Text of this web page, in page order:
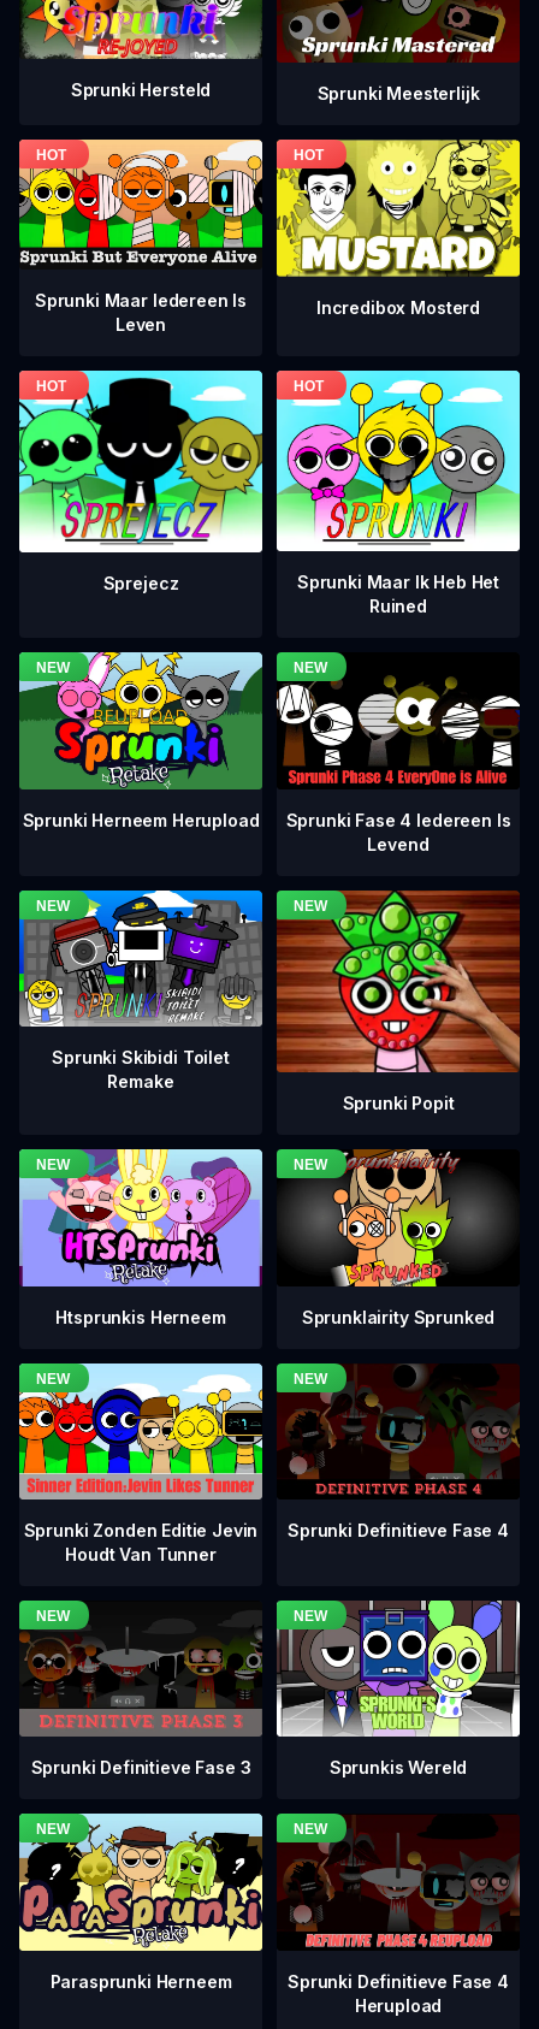
Sprunki Hersteld Sprunki Meesterlijk
Sprunki Maar Iedereen Is
Leven
Incredibox Mosterd
Sprejecz
Sprunki Maar Ik Heb Het
Ruined
Sprunki Herneem Herupload
Sprunki Fase 4 Iedereen Is
Levend
Sprunki Skibidi Toilet
Remake
Sprunki Popit
Htsprunkis Herneem Sprunklairity Sprunked
Sprunki Zonden Editie Jevin
Houdt Van Tunner
Sprunki Definitieve Fase 4
Sprunki Definitieve Fase 3 Sprunkis Wereld
Parasprunki Herneem
Sprunki Definitieve Fase 4
Herupload